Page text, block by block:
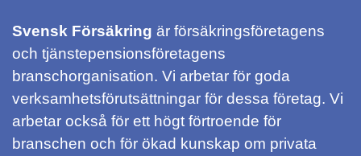
Svensk Försäkring är försäkringsföretagens
och tjänstepensionsföretagens
branschorganisation. Vi arbetar för goda
verksamhetsförutsättningar för dessa företag. Vi
arbetar också för ett högt förtroende för
branschen och för ökad kunskap om privata